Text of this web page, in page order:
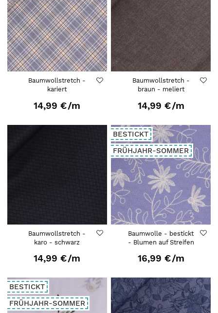
Baumwollstretch -
kariert
14,99 €/m
Baumwollstretch -
braun - meliert
14,99 €/m
Baumwollstretch -
karo - schwarz
14,99 €/m
BESTICKT
FRÜHJAHR-SOMMER
Baumwolle - bestickt
- Blumen auf Streifen
16,99 €/m
BESTICKT
FRÜHJAHR-SOMMER